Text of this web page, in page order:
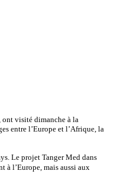
ont visité dimanche à la
entre l’Europe et l’Afrique, la
Le projet Tanger Med dans
à l’Europe, mais aussi aux